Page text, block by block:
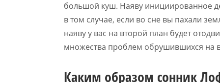
большой куш. Наяву инициированное
в том случае, если во сне вы пахали
наяву у вас на второй план будет
множества проблем обрушившихся на
Каким образом сонник